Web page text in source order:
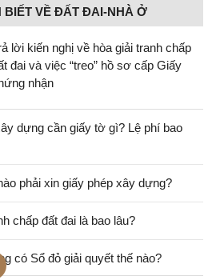
BIẾT VỀ ĐẤT ĐAI-NHÀ Ở
lời kiến nghị về hòa giải tranh chấp
đai và việc “treo” hồ sơ cấp Giấy
nhận
dựng cần giấy tờ gì? Lệ phí bao
phải xin giấy phép xây dựng?
chấp đất đai là bao lâu?
có Sổ đỏ giải quyết thế nào?